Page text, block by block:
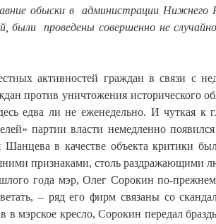
обыски в администрации Нижнего
были проведены совершенно не
активностей граждан в связи с
против уничтожения исторического
едва ли не еженедельно. И чуткая к
партии власти немедленно
в качестве объекта критики
признаками, столь раздражающими
года мэр, Олег Сорокин по-
– ряд его фирм связаны со
в мэрское кресло, Сорокин передал